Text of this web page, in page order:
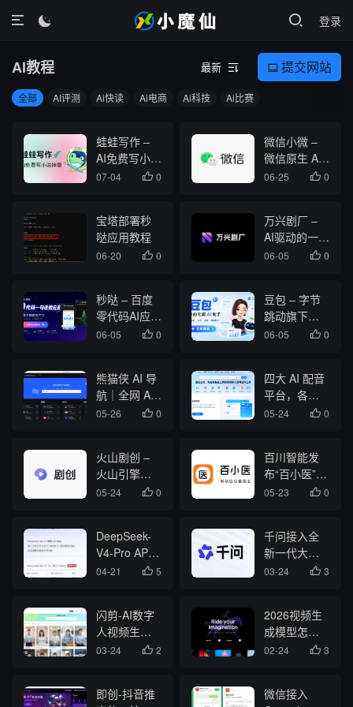
登录

AI教程
全部 AI评测 Ai快读 Ai电商 Ai科技 Ai比赛
最新   提交网站
蛙蛙写作 –
AI免费写小说
工具，一句
07-04  0
微信小微 –
微信原生 AI
Agent，可操
号和小程序
06-25  0
宝塔部署秒
哒应用教程
06-20  0
万兴剧厂 –
AI驱动的一站
式精品漫剧
06-05  0
秒哒 – 百度
零代码AI应用
开发平台
06-05  0
豆包 – 字节
跳动旗下免
费AI智能助手
06-05  0
熊猫侠 AI 导
航｜全网 AI
工具，一键
05-26  0
四大 AI 配音
平台，各项
参数优缺点
05-24  0
火山剧创 –
火山引擎推
出的企业级
05-24  0
百川智能发
布“百小医”：
微信里喊你
康
05-23  0
DeepSeek-
V4-Pro API
宣布永久降
04-21  5
千问接入全
新一代大模
型Qwen3.7-
03-24  3
闪剪-AI数字
人视频生成
平台
03-24  2
2026视频生
成模型怎么
选：
Seedance
02-24  3
即创-抖音推
微信接入